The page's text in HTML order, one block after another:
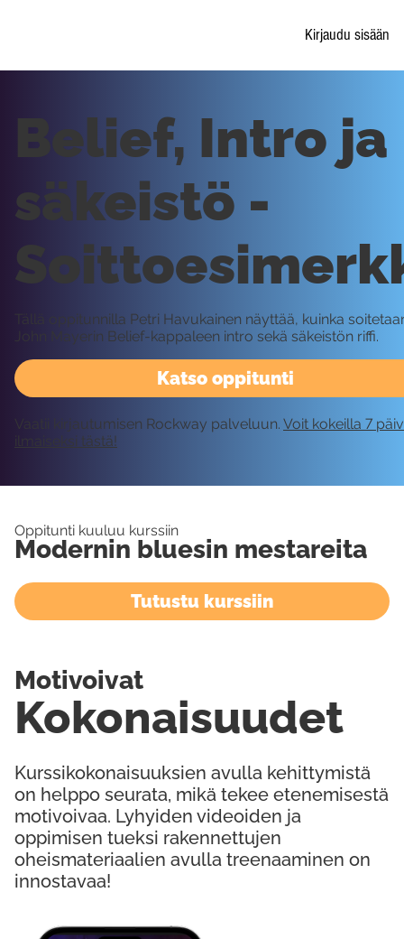
Kirjaudu sisään
Katso oppitunti
Belief, Intro ja
säkeistö -
Tällä oppitunnilla Petri Havukainen näyttää, kuinka
John Mayerin Belief-kappaleen intro sekä säkeistön riffi.
Vaatii kirjautumisen Rockway palveluun. Voit kokeilla 7
ilmaiseksi tästä!
Oppitunti kuuluu kurssiin
Modernin bluesin mestareita
Tutustu kurssiin
Kurssikokonaisuuksien avulla kehittymistä
on helppo seurata, mikä tekee etenemisestä
motivoivaa. Lyhyiden videoiden ja
oppimisen tueksi rakennettujen
oheismateriaalien avulla treenaaminen on
innostavaa!
Kokonaisuudet
Motivoivat